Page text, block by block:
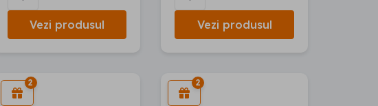
Vezi produsul Vezi produsul
2 2